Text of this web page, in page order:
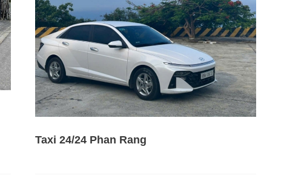
Taxi 24/24 Phan Rang